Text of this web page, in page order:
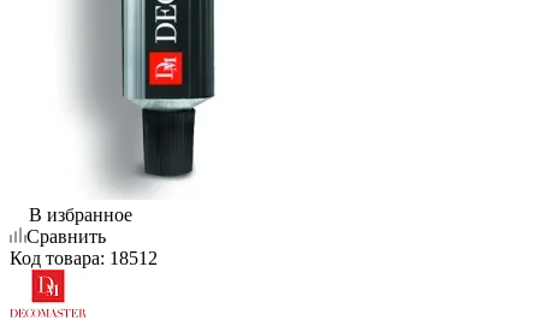
В избранное
Сравнить
Код товара: 18512